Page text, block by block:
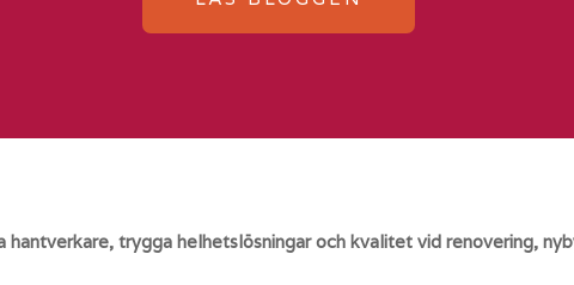
trygga helhetslösningar och kvalitet vid renovering,